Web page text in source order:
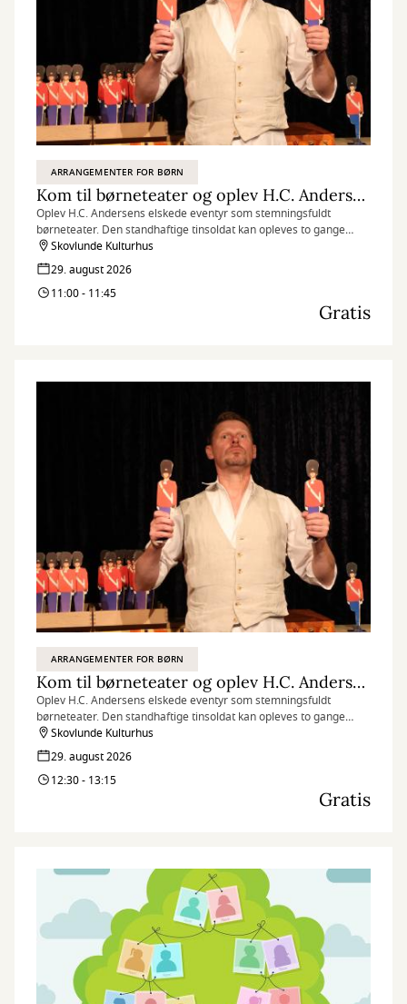
ARRANGEMENTER FOR BØRN
Kom til børneteater og oplev H.C. Andersens Den standhaftige tinsoldat
Oplev H.C. Andersens elskede eventyr som stemningsfuldt
børneteater. Den standhaftige tinsoldat kan opleves to gange
lørdag den 29. august, og herunder kan du få gratis billetter til
forestillingen kl. 11.00-11.45.
Skovlunde Kulturhus
29. august 2026
11:00 - 11:45
Gratis
ARRANGEMENTER FOR BØRN
Kom til børneteater og oplev H.C. Andersens Den standhaftige tinsoldat
Oplev H.C. Andersens elskede eventyr som stemningsfuldt
børneteater. Den standhaftige tinsoldat kan opleves to gange
lørdag den 29. august, og herunder kan du få gratis billetter til
forestillingen kl. 12.30-13.15.
Skovlunde Kulturhus
29. august 2026
12:30 - 13:15
Gratis